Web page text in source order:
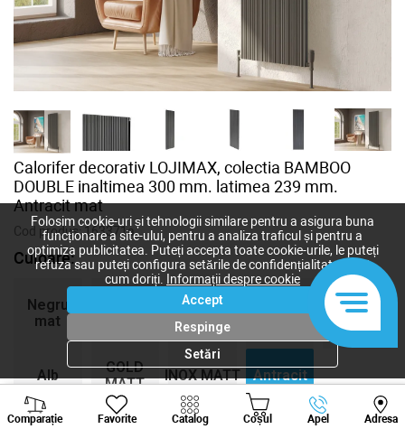
Calorifer decorativ LOJIMAX, colectia BAMBOO
DOUBLE inaltimea 300 mm. latimea 239 mm.
Antracit mat
Cod produs:163371a
Culoare:
Negru
mat
MATT
BRONZE
MATT
ANODISING
512
COPPER
MATT
ANODISING
Alb
GOLD
MATT
ANODISING
INOX MATT
Antracit
Comparație Favorite Catalog Coșul Apel Adresa
Viber Whatsapp
Folosim cookie-uri și tehnologii similare pentru a asigura buna
funcționare a site-ului, pentru a analiza traficul și pentru a
optimiza publicitatea. Puteți accepta toate cookie-urile, le puteți
refuza sau puteți configura setările de confidențialitate după
cum doriți.
Informații despre cookie
Accept
Respinge
Setări